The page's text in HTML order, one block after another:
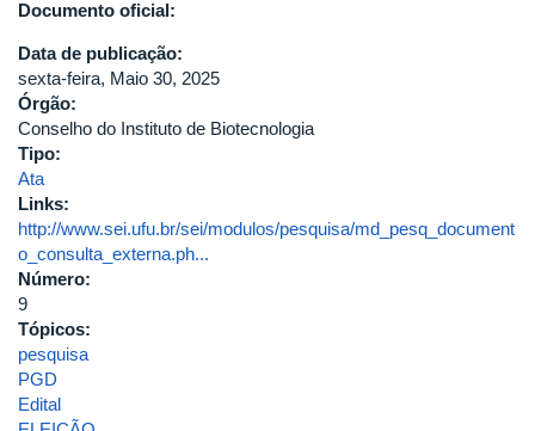
Documento oficial:
Data de publicação:
sexta-feira, Maio 30, 2025
Órgão:
Conselho do Instituto de Biotecnologia
Tipo:
Ata
Links:
http://www.sei.ufu.br/sei/modulos/pesquisa/md_pesq_document
o_consulta_externa.ph...
Número:
9
Tópicos:
pesquisa
PGD
Edital